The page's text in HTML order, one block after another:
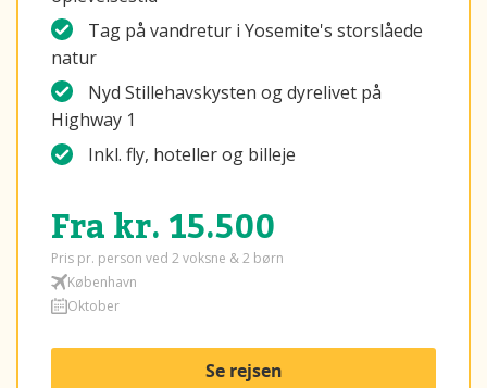
Tag på vandretur i Yosemite's storslåede
natur
Nyd Stillehavskysten og dyrelivet på
Highway 1
Inkl. fly, hoteller og billeje
Fra kr. 15.500
Pris pr. person ved 2 voksne & 2 børn
København
Oktober
Se rejsen